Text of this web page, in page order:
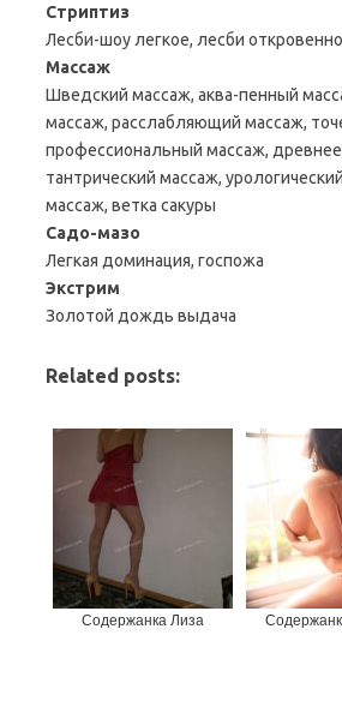
Стриптиз
Лесби-шоу легкое, лесби
Массаж
Шведский массаж, аква-пенный
массаж, расслабляющий массаж,
профессиональный массаж,
тантрический массаж,
массаж, ветка сакуры
Садо-мазо
Легкая доминация, госпожа
Экстрим
Золотой дождь выдача
Related posts:
Содержанка Лиза